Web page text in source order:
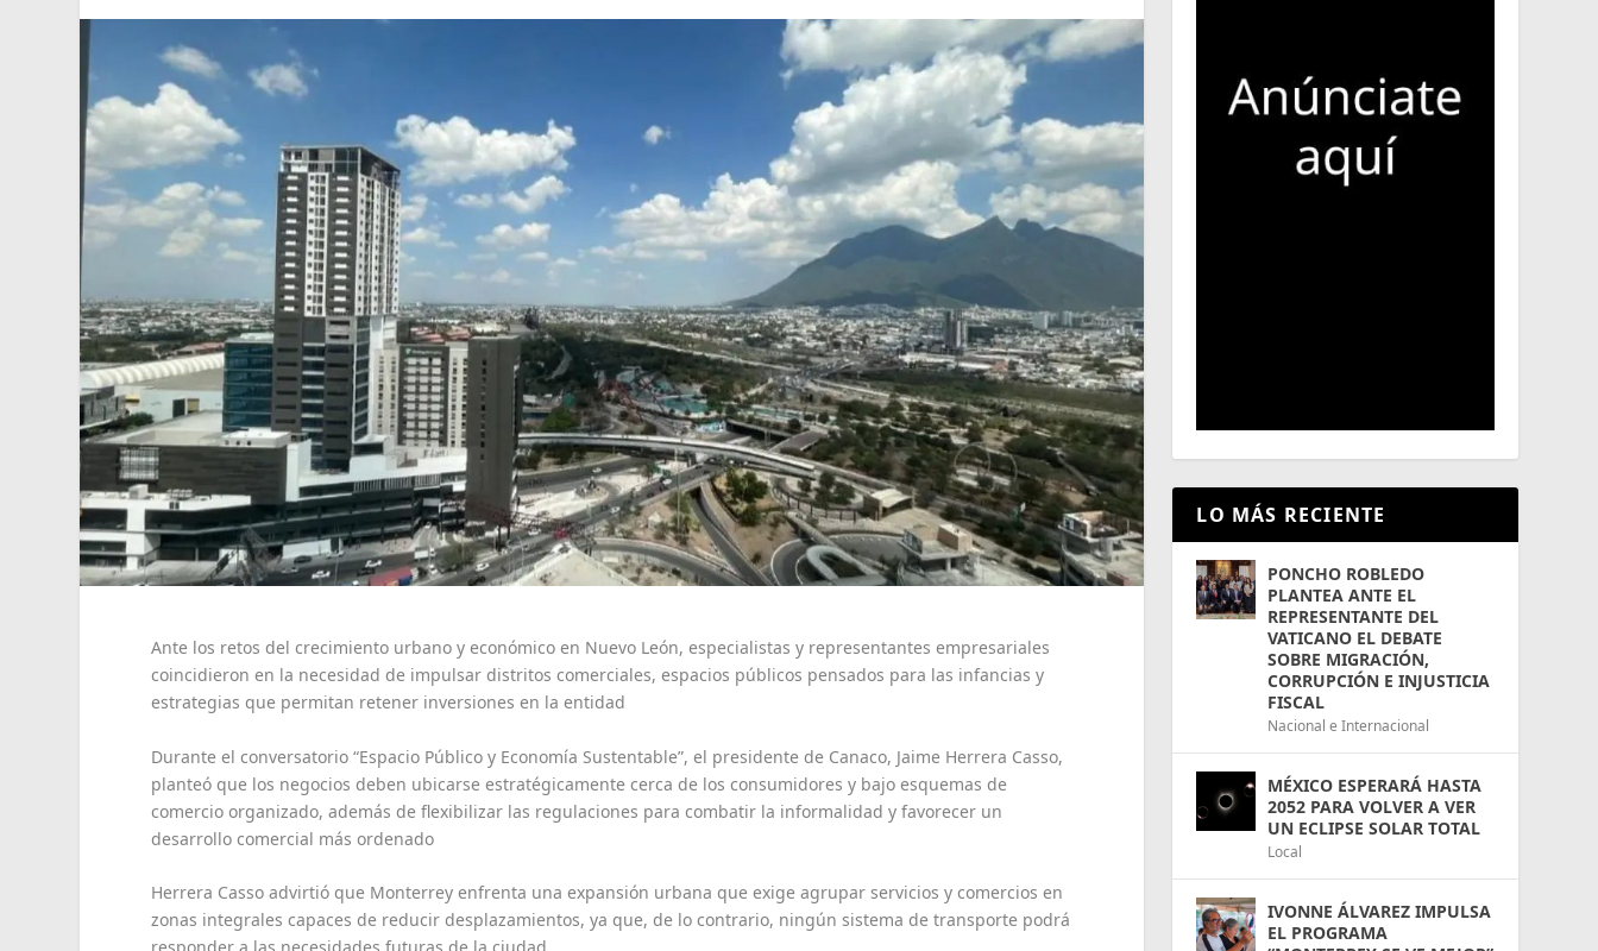
Ante los retos del crecimiento urbano y económico en Nuevo León, especialistas y representantes empresariales
coincidieron en la necesidad de impulsar distritos comerciales, espacios públicos pensados para las infancias y
estrategias que permitan retener inversiones en la entidad
Durante el conversatorio “Espacio Público y Economía Sustentable”, el presidente de Canaco, Jaime Herrera Casso,
planteó que los negocios deben ubicarse estratégicamente cerca de los consumidores y bajo esquemas de
comercio organizado, además de flexibilizar las regulaciones para combatir la informalidad y favorecer un
desarrollo comercial más ordenado
Herrera Casso advirtió que Monterrey enfrenta una expansión urbana que exige agrupar servicios y comercios en
zonas integrales capaces de reducir desplazamientos, ya que, de lo contrario, ningún sistema de transporte podrá
LO MÁS RECIENTE
PONCHO ROBLEDO
PLANTEA ANTE EL
REPRESENTANTE DEL
VATICANO EL DEBATE
SOBRE MIGRACIÓN,
CORRUPCIÓN E INJUSTICIA
FISCAL
Nacional e Internacional
MÉXICO ESPERARÁ HASTA
2052 PARA VOLVER A VER
UN ECLIPSE SOLAR TOTAL
Local
IVONNE ÁLVAREZ IMPULSA
EL PROGRAMA